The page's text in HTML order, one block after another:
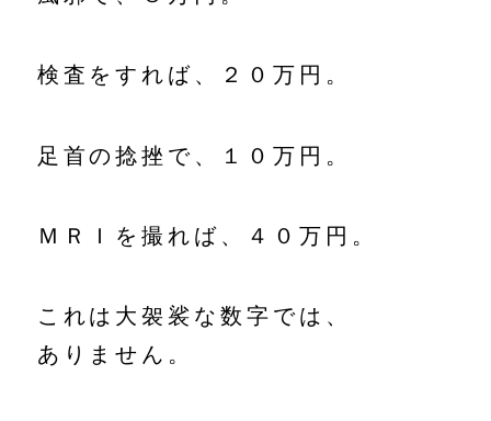
検査をすれば、２０万円。
足首の捻挫で、１０万円。
ＭＲＩを撮れば、４０万円。
これは大袈裟な数字では、
ありません。